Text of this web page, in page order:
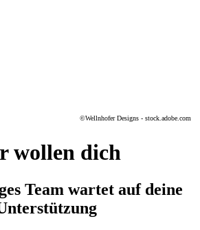
©Wellnhofer Designs - stock.adobe.com
wollen dich
Team wartet auf deine